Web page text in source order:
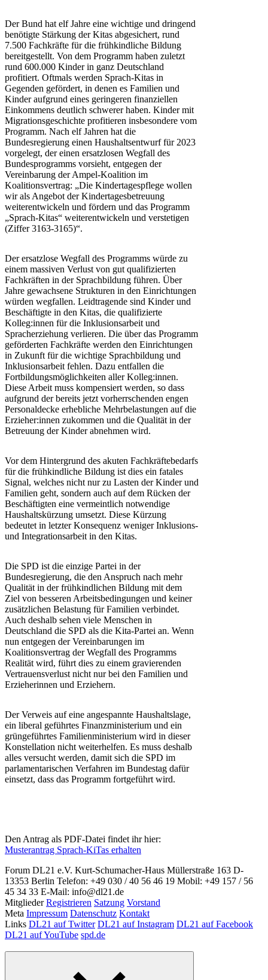
Der Bund hat elf Jahre eine wichtige und dringend
benötigte Stärkung der Kitas abgesichert, rund
7.500 Fachkräfte für die frühkindliche Bildung
bereitgestellt. Von dem Programm haben zuletzt
rund 600.000 Kinder in ganz Deutschland
profitiert. Oftmals werden Sprach-Kitas in
Gegenden gefördert, in denen es Familien und
Kinder aufgrund eines geringeren finanziellen
Einkommens deutlich schwerer haben. Kinder mit
Migrationsgeschichte profitieren insbesondere vom
Programm. Nach elf Jahren hat die
Bundesregierung einen Haushaltsentwurf für 2023
vorgelegt, der einen ersatzlosen Wegfall des
Bundesprogramms vorsieht, entgegen der
Vereinbarung der Ampel-Koalition im
Koalitionsvertrag: „Die Kindertagespflege wollen
wir als Angebot der Kindertagesbetreuung
weiterentwickeln und fördern und das Programm
„Sprach-Kitas“ weiterentwickeln und verstetigen
(Ziffer 3163-3165)“.
Der ersatzlose Wegfall des Programms würde zu
einem massiven Verlust von gut qualifizierten
Fachkräften in der Sprachbildung führen. Über
Jahre gewachsene Strukturen in den Einrichtungen
würden wegfallen. Leidtragende sind Kinder und
Beschäftigte in den Kitas, die qualifizierte
Kolleg:innen für die Inklusionsarbeit und
Spracherziehung verlieren. Die über das Programm
geförderten Fachkräfte werden den Einrichtungen
in Zukunft für die wichtige Sprachbildung und
Inklusionsarbeit fehlen. Dazu entfallen die
Fortbildungsmöglichkeiten aller Kolleg:innen.
Diese Arbeit muss kompensiert werden, so dass
aufgrund der bereits jetzt vorherrschenden engen
Personaldecke erhebliche Mehrbelastungen auf die
Erzieher:innen zukommen und die Qualität in der
Betreuung der Kinder abnehmen wird.
Vor dem Hintergrund des akuten Fachkräftebedarfs
für die frühkindliche Bildung ist dies ein fatales
Signal, welches nicht nur zu Lasten der Kinder und
Familien geht, sondern auch auf dem Rücken der
Beschäftigten eine vermeintlich notwendige
Haushaltskürzung umsetzt. Diese Kürzung
bedeutet in letzter Konsequenz weniger Inklusions-
und Integrationsarbeit in den Kitas.
Die SPD ist die einzige Partei in der
Bundesregierung, die den Anspruch nach mehr
Qualität in der frühkindlichen Bildung mit dem
Ziel von besseren Arbeitsbedingungen und keiner
zusätzlichen Belastung für Familien verbindet.
Auch deshalb sehen viele Menschen in
Deutschland die SPD als die Kita-Partei an. Wenn
nun entgegen der Vereinbarungen im
Koalitionsvertrag der Wegfall des Programms
Realität wird, führt dies zu einem gravierenden
Vertrauensverlust nicht nur bei den Familien und
Erzieherinnen und Erziehern.
Der Verweis auf eine angespannte Haushaltslage,
ein liberal geführtes Finanzministerium und ein
grüngeführtes Familienministerium wird in dieser
Konstellation nicht weiterhelfen. Es muss deshalb
alles versucht werden, damit sich die SPD im
parlamentarischen Verfahren im Bundestag dafür
einsetzt, dass das Programm fortgeführt wird.
Den Antrag als PDF-Datei findet ihr hier:
Musterantrag Sprach-KiTas erhalten
Forum DL21 e.V. Kurt-Schumacher-Haus Müllerstraße 163 D-
13353 Berlin Telefon: +49 030 / 40 56 46 19 Mobil: +49 157 / 56
45 34 33 E-Mail: info@dl21.de
Mitglieder Registrieren Satzung Vorstand
Meta Impressum Datenschutz Kontakt
Links DL21 auf Twitter DL21 auf Instagram DL21 auf Facebook
DL21 auf YouTube spd.de